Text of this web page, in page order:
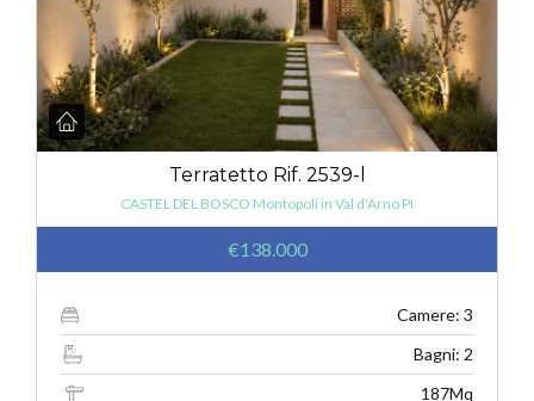
Terratetto Rif. 2539-l
CASTEL DEL BOSCO Montopoli in Val d'Arno PI
€138.000
Camere: 3
Bagni: 2
187Mq